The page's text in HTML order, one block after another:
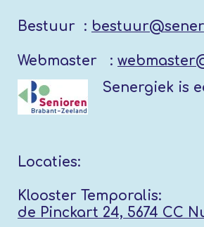
Bestuur :
Webmaster :
Senergiek is
Locaties:
Klooster Temporalis:
de Pinckart 24, 5674 CC